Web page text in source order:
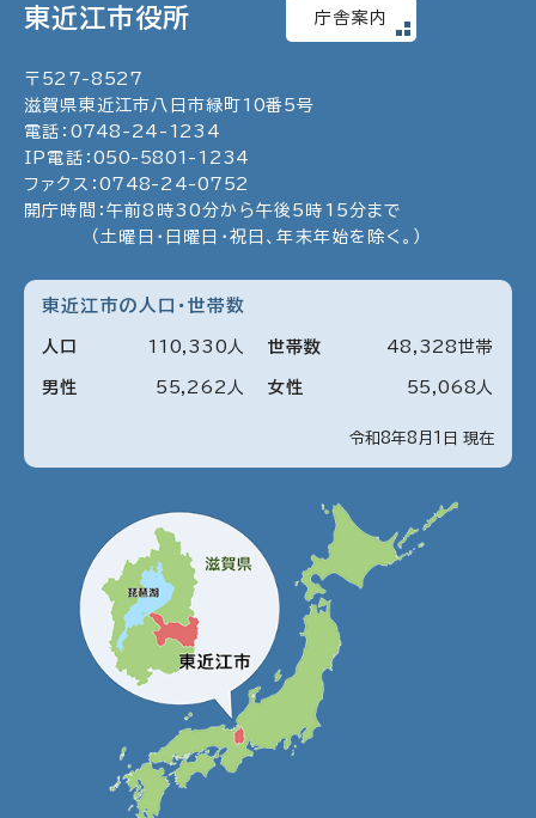
東近江市役所 庁舎案内
〒 527-8527
滋賀県東近江市八日市緑町10番5号
電話： 0748 - 24 - 1234
IP電話： 050- 5801 - 1234
ファクス： 0748- 24-0752
開庁時間：午前8時30分から午後5時15分まで
（土曜日・日曜日・祝日、年末年始を除く。）
東近江市の人口・世帯数
令和8年8月1日 現在
人口 110 330 人
男性 55 262 人 女性 55 068 人
世帯数 48 328世帯